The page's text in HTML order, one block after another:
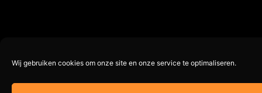
Wij gebruiken cookies om onze site en onze service te optimaliseren.